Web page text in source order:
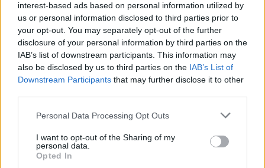
interest-based ads based on personal information utilized by
us or personal information disclosed to third parties prior to
your opt-out. You may separately opt-out of the further
disclosure of your personal information by third parties on the
IAB’s list of downstream participants. This information may
also be disclosed by us to third parties on the IAB’s List of
Downstream Participants that may further disclose it to other
Please note that this website/app uses one or more Google
not limited to your visit or usage behaviour. You may click to
grant or deny consent to Google and its third-party tags to
use your data for below specified purposes in below Google
Personal Data Processing Opt Outs
I want to opt-out of the Sharing of my
personal data.
Opted In
lehetnek, ezért érdemes lépéseket tenni. Egy barát vagy
családtag támogatása anyagi előnyöket hozhat számodra. A
héten minden befektetett energiád busásan megtérül. Az
intuíciód erős lesz, ezért bízz a megérzéseidben. A
kiadásokkal érdemes óvatosnak lenni, hogy a bevétel
tárulhatnak fel. Érdemes most hosszabb távra tervezni, mert
a jövőd is stabilizálódhat. Hét év szerencse vár, ha kedvelés